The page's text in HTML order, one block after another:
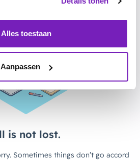
Alles toestaan
Aanpassen